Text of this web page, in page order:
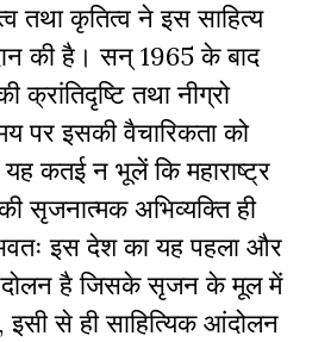
तथा कृतित्व ने इस साहित्य
की है। सन् 1965 के बाद
क्रांतिदृष्टि तथा नीग्रो
पर इसकी वैचारिकता को
कतई न भूलें कि महाराष्ट्र
सृजनात्मक अभिव्यक्ति ही
इस देश का यह पहला और
है जिसके सृजन के मूल में
इसी से ही साहित्यिक आंदोलन